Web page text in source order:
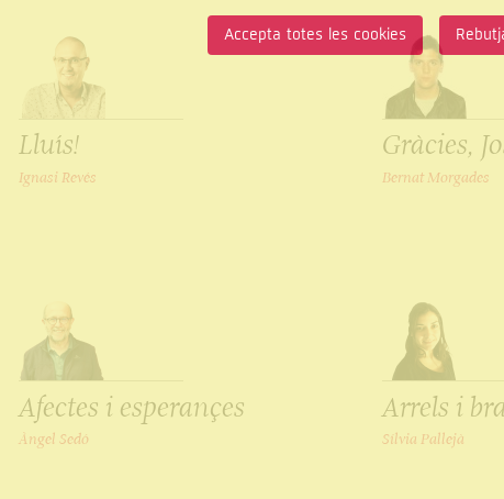
Lluís!
Ignasi Revés
Gràcies,
Bernat Morgades
Afectes i esperançes
Àngel Sedó
Arrels i
Sílvia Pallejà
Accepta totes les cookies